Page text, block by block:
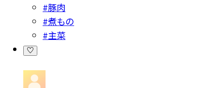
#豚肉
#煮もの
#主菜